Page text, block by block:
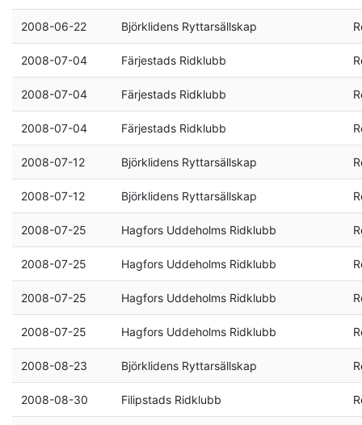
2008-06-22 Björklidens Ryttarsällskap
2008-07-04 Färjestads Ridklubb
2008-07-04 Färjestads Ridklubb
2008-07-04 Färjestads Ridklubb
2008-07-12 Björklidens Ryttarsällskap
2008-07-12 Björklidens Ryttarsällskap
2008-07-25 Hagfors Uddeholms Ridklubb
2008-07-25 Hagfors Uddeholms Ridklubb
2008-07-25 Hagfors Uddeholms Ridklubb
2008-07-25 Hagfors Uddeholms Ridklubb
2008-08-23 Björklidens Ryttarsällskap
2008-08-30 Filipstads Ridklubb